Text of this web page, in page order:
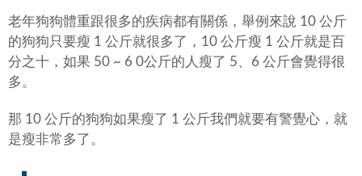
老年狗狗體重跟很多的疾病都有關係，舉例來說 10 公斤
的狗狗只要瘦 1 公斤就很多了，10 公斤瘦 1 公斤就是百
分之十，如果 50 ~ 6 0公斤的人瘦了 5、6 公斤會覺得很
多。
那 10 公斤的狗狗如果瘦了 1 公斤我們就要有警覺心，就
是瘦非常多了。